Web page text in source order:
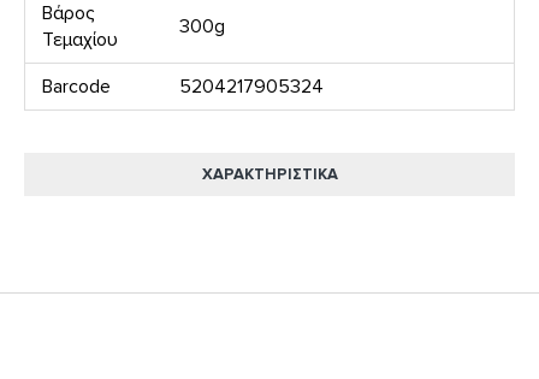
Βάρος
Τεμαχίου
300g
Barcode 5204217905324
ΧΑΡΑΚΤΗΡΙΣΤΙΚΆ